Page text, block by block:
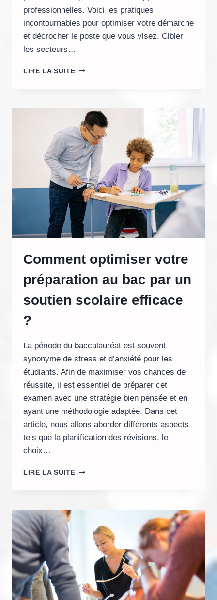
professionnelles. Voici les pratiques
incontournables pour optimiser votre démarche
et décrocher le poste que vous visez. Cibler
les secteurs…
LIRE LA SUITETROUVER
TOGO
LES
MEILLEURES
PRATIQUES
EN
2025
Comment optimiser votre
préparation au bac par un
soutien scolaire efficace
?
La période du baccalauréat est souvent
synonyme de stress et d’anxiété pour les
étudiants. Afin de maximiser vos chances de
réussite, il est essentiel de préparer cet
examen avec une stratégie bien pensée et en
ayant une méthodologie adaptée. Dans cet
article, nous allons aborder différents aspects
tels que la planification des révisions, le
choix…
LIRE LA SUITECOMMENT
AU
SOUTIEN
SCOLAIRE
EFFICACE
?